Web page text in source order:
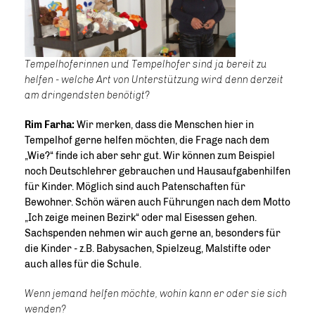
Tempelhoferinnen und Tempelhofer sind ja bereit zu
helfen - welche Art von Unterstützung wird denn derzeit
am dringendsten benötigt?
Rim Farha: Wir merken, dass die Menschen hier in
Tempelhof gerne helfen möchten, die Frage nach dem
Wie?“ finde ich aber sehr gut. Wir können zum Beispiel
noch Deutschlehrer gebrauchen und Hausaufgabenhilfen
für Kinder. Möglich sind auch Patenschaften für
Bewohner. Schön wären auch Führungen nach dem Motto
Ich zeige meinen Bezirk“ oder mal Eisessen gehen.
Sachspenden nehmen wir auch gerne an, besonders für
die Kinder - z.B. Babysachen, Spielzeug, Malstifte oder
auch alles für die Schule.
Wenn jemand helfen möchte, wohin kann er oder sie sich
wenden?